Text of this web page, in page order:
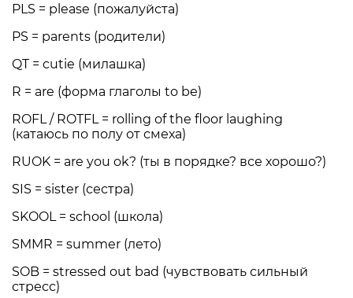
PLS = please (пожалуйста)
PS = parents (родители)
QT = cutie (милашка)
R = are (форма глаголы to be)
ROFL / ROTFL = rolling of the floor laughing
(катаюсь по полу от смеха)
RUOK = are you ok? (ты в порядке? все хорошо?)
SIS = sister (сестра)
SKOOL = school (школа)
SMMR = summer (лето)
SOB = stressed out bad (чувствовать сильный
стресс)